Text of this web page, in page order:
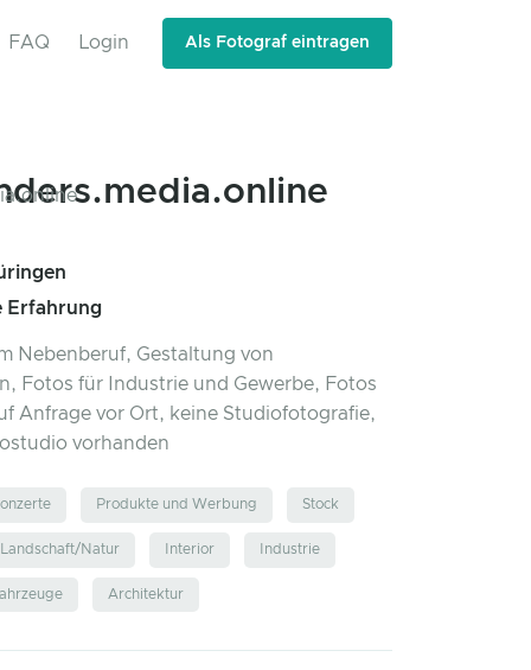
FAQ Login Als Fotograf eintragen
Erfahrung
Nebenberuf, Gestaltung von
Fotos für Industrie und Gewerbe, Fotos
Anfrage vor Ort, keine Studiofotografie,
vorhanden
Produkte und Werbung Stock
Landschaft/Natur Interior Industrie
Architektur